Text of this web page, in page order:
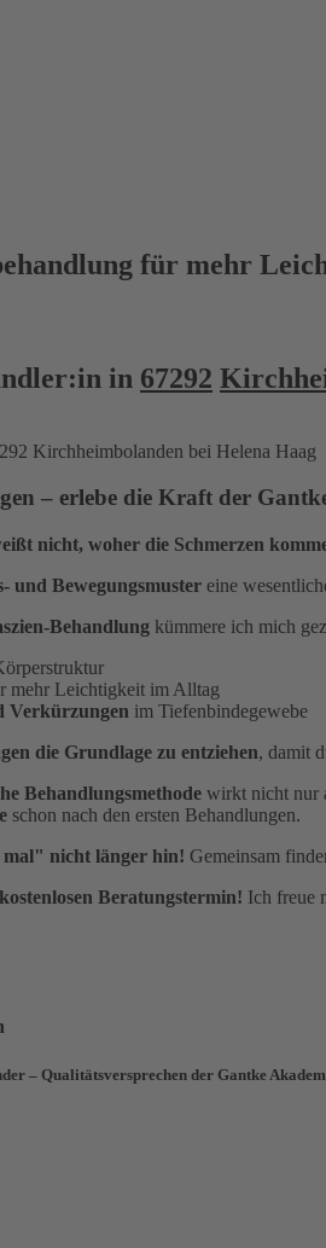
für mehr
in 67292
– erlebe die Kraft der
nicht, woher die Schmerzen
und Bewegungsmuster eine
Behandlung kümmere ich mich
mehr Leichtigkeit im Alltag
Verkürzungen im Tiefenbindegewebe
die Grundlage zu entziehen, damit
Behandlungsmethode wirkt nicht nur
schon nach den ersten Behandlungen.
mal" nicht länger hin! Gemeinsam
Beratungstermin! Ich freue
– Qualitätsversprechen der Gantke